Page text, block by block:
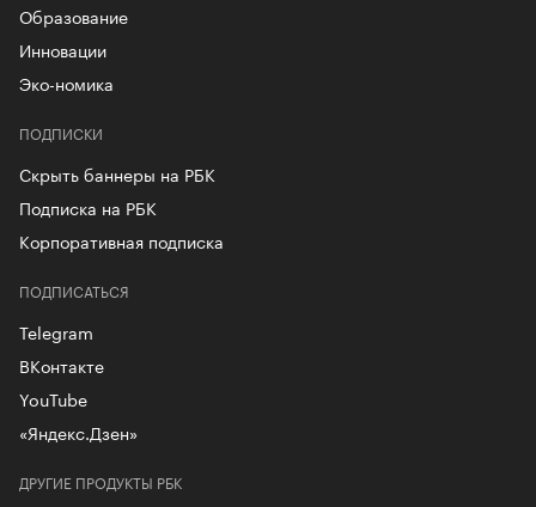
Образование
Инновации
Эко-номика
ПОДПИСКИ
Скрыть баннеры на РБК
Подписка на РБК
Корпоративная подписка
ДРУГИЕ ПРОДУКТЫ РБК
ПОДПИСАТЬСЯ
Telegram
ВКонтакте
YouTube
«Яндекс.Дзен»